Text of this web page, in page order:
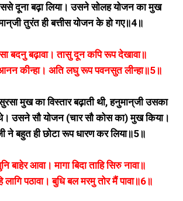
दूना बढ़ा लिया। उसने सोलह योजन का मुख
तुरंत ही बत्तीस योजन के हो गए॥4॥
बदनु बढ़ावा। तासु दून कपि रूप देखावा॥
कीन्हा। अति लघु रूप पवनसुत लीन्हा॥5॥
मुख का विस्तार बढ़ाती थी, हनुमान्‌जी उसका
उसने सौ योजन (चार सौ कोस का) मुख किया।
ने बहुत ही छोटा रूप धारण कर लिया॥5॥
बाहेर आवा। मागा बिदा ताहि सिरु नावा॥
लागि पठावा। बुधि बल मरमु तोर मैं पावा॥6॥